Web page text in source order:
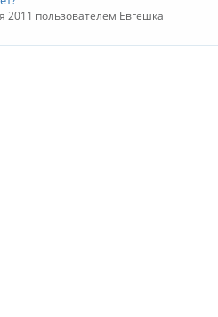
2011 пользователем Евгешка